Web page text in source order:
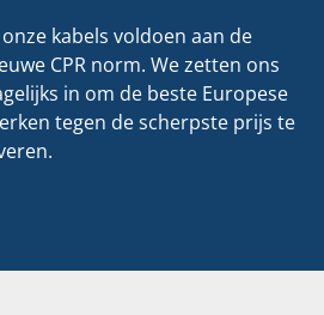
kabels voldoen aan de
CPR norm. We zetten ons
in om de beste Europese
tegen de scherpste prijs te